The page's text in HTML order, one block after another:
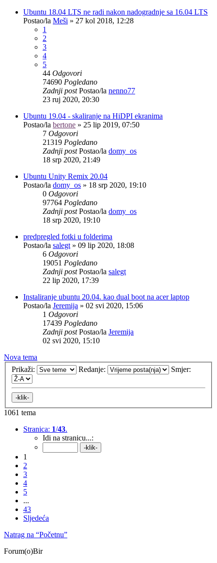
Ubuntu 18.04 LTS ne radi nakon nadogradnje sa 16.04 LTS
Postao/la Meši » 27 kol 2018, 12:28
1
2
3
4
5
44 Odgovori
74690 Pogledano
Zadnji postPostao/la nenno77
23 ruj 2020, 20:30
Ubuntu 19.04 - skaliranje na HiDPI ekranima
Postao/la bertone » 25 lip 2019, 07:50
7 Odgovori
21319 Pogledano
Zadnji postPostao/la domy_os
18 srp 2020, 21:49
Ubuntu Unity Remix 20.04
Postao/la domy_os » 18 srp 2020, 19:10
0 Odgovori
97764 Pogledano
Zadnji postPostao/la domy_os
18 srp 2020, 19:10
predpregled fotki u folderima
Postao/la salegt » 09 lip 2020, 18:08
6 Odgovori
19051 Pogledano
Zadnji postPostao/la salegt
22 lip 2020, 17:39
Instaliranje ubuntu 20.04. kao dual boot na acer laptop
Postao/la Jeremija » 02 svi 2020, 15:06
1 Odgovori
17439 Pogledano
Zadnji postPostao/la Jeremija
02 svi 2020, 15:10
Nova tema
Prikaži:
Redanje: Smjer:
1061 tema
Stranica: 1/43.
Idi na stranicu...:
1
2
3
4
5
...
43
Sljedeća
Natrag na “Početnu”
Forum(o)Bir